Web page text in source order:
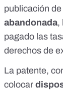
publicación
abandonada,
pagado las
derechos de
La patente,
colocar